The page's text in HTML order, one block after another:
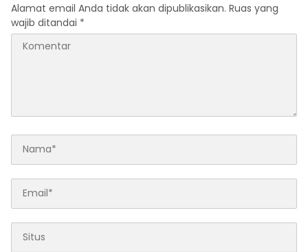
Alamat email Anda tidak akan dipublikasikan. Ruas yang
wajib ditandai *